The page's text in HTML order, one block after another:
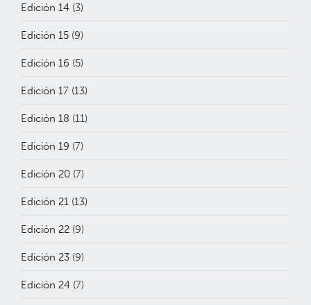
Edición 14 (3)
Edición 15 (9)
Edición 16 (5)
Edición 17 (13)
Edición 18 (11)
Edición 19 (7)
Edición 20 (7)
Edición 21 (13)
Edición 22 (9)
Edición 23 (9)
Edición 24 (7)